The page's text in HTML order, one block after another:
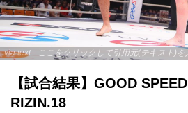
【試合結果】GOOD
RIZIN.18